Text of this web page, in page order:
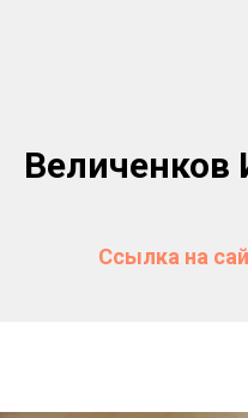
Величенков
Ссылка на